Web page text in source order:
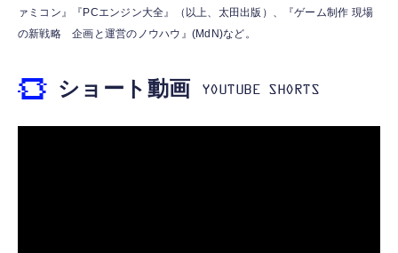
￥999
軽量2.8g ASMR推薦 ワイヤレス
Bluetooth6.1 柔軟性高 安眠 仕事 ブルー
￥2,682
【ペットロボット 】lopeto AI robot チャー
感情成長型 AI搭載 ペットロボット コミュニ
ケーションロボット 性格育成 会話 ジェスチ
ァミコン』『PCエンジン大全』（以上、太田出版）、『ゲーム制作 現場
の新戦略 企画と運営のノウハウ』(MdN)など。
ショート動画